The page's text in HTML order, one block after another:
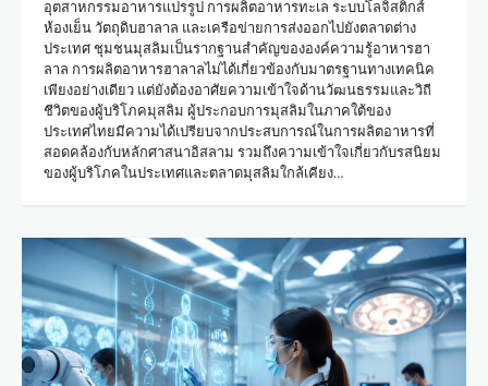
อุตสาหกรรมอาหารแปรรูป การผลิตอาหารทะเล ระบบโลจิสติกส์
ห้องเย็น วัตถุดิบฮาลาล และเครือข่ายการส่งออกไปยังตลาดต่าง
ประเทศ ชุมชนมุสลิมเป็นรากฐานสำคัญขององค์ความรู้อาหารฮา
ลาล การผลิตอาหารฮาลาลไม่ได้เกี่ยวข้องกับมาตรฐานทางเทคนิค
เพียงอย่างเดียว แต่ยังต้องอาศัยความเข้าใจด้านวัฒนธรรมและวิถี
ชีวิตของผู้บริโภคมุสลิม ผู้ประกอบการมุสลิมในภาคใต้ของ
ประเทศไทยมีความได้เปรียบจากประสบการณ์ในการผลิตอาหารที่
สอดคล้องกับหลักศาสนาอิสลาม รวมถึงความเข้าใจเกี่ยวกับรสนิยม
ของผู้บริโภคในประเทศและตลาดมุสลิมใกล้เคียง…